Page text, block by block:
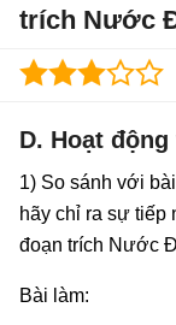
trích Nước
D. Hoạt
1) So sánh với
hãy chỉ ra sự tiếp
đoạn trích Nước
Bài làm: